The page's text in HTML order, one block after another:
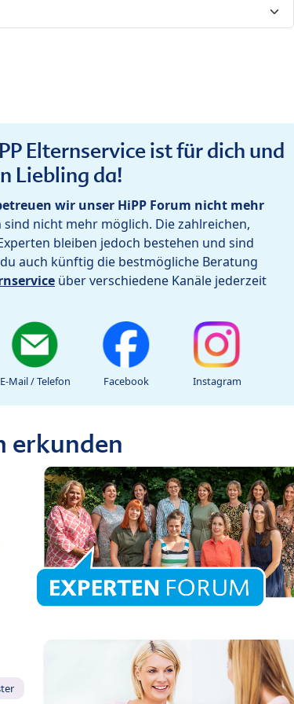
Elternservice ist für dich und
Liebling da!
wir unser HiPP Forum nicht mehr
nicht mehr möglich. Die zahlreichen,
bleiben jedoch bestehen und sind
auch künftig die bestmögliche Beratung
über verschiedene Kanäle jederzeit
E-Mail / Telefon Facebook Instagram
erkunden